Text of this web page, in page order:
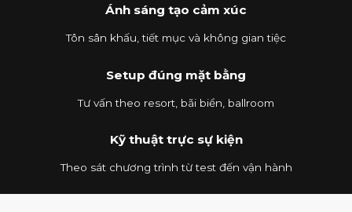
Ánh sáng tạo cảm xúc
Tôn sân khấu, tiết mục và không gian tiệc
Setup đúng mặt bằng
Tư vấn theo resort, bãi biển, ballroom
Kỹ thuật trực sự kiện
Theo sát chương trình từ test đến vận hành